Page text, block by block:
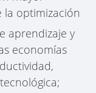
la optimización
aprendizaje y
economías